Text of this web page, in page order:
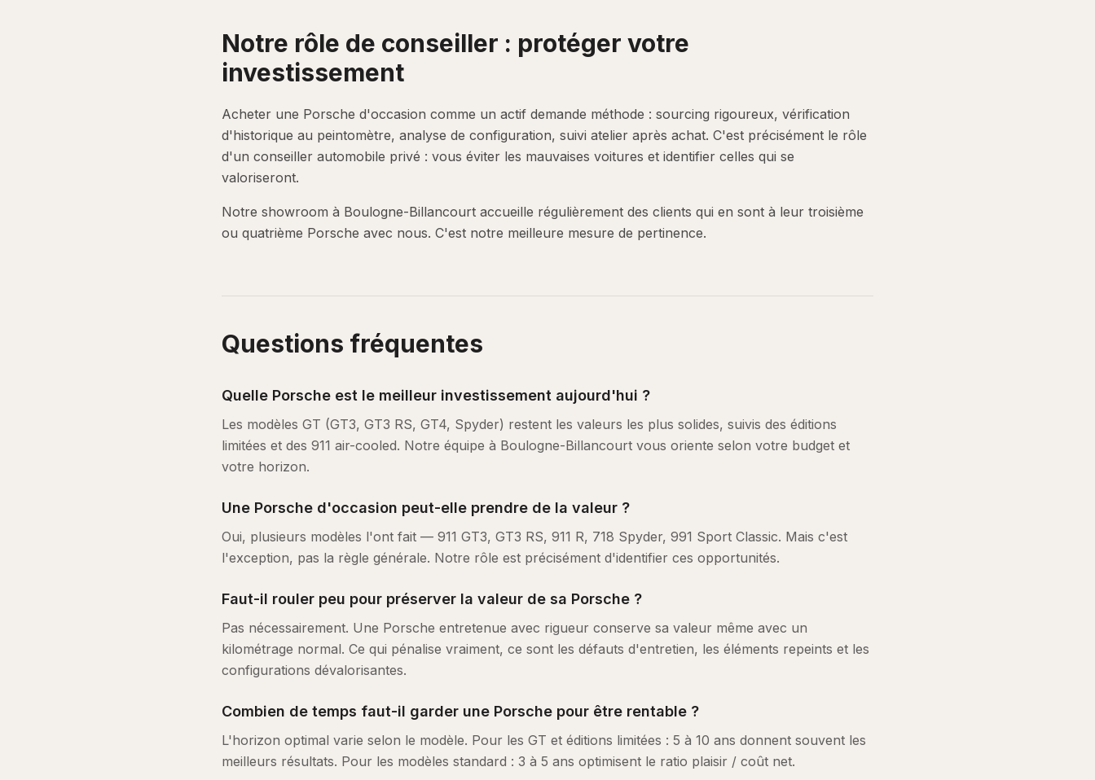
Notre rôle de conseiller : protéger votre
investissement
Acheter une Porsche d'occasion comme un actif demande méthode : sourcing rigoureux, vérification
d'historique au peintomètre, analyse de configuration, suivi atelier après achat. C'est précisément le rôle
d'un conseiller automobile privé : vous éviter les mauvaises voitures et identifier celles qui se
valoriseront.
Notre showroom à Boulogne-Billancourt accueille régulièrement des clients qui en sont à leur troisième
ou quatrième Porsche avec nous. C'est notre meilleure mesure de pertinence.
Questions fréquentes
Quelle Porsche est le meilleur investissement aujourd'hui ?
Les modèles GT (GT3, GT3 RS, GT4, Spyder) restent les valeurs les plus solides, suivis des éditions
limitées et des 911 air-cooled. Notre équipe à Boulogne-Billancourt vous oriente selon votre budget et
votre horizon.
Une Porsche d'occasion peut-elle prendre de la valeur ?
Oui, plusieurs modèles l'ont fait — 911 GT3, GT3 RS, 911 R, 718 Spyder, 991 Sport Classic. Mais c'est
l'exception, pas la règle générale. Notre rôle est précisément d'identifier ces opportunités.
Faut-il rouler peu pour préserver la valeur de sa Porsche ?
Pas nécessairement. Une Porsche entretenue avec rigueur conserve sa valeur même avec un
kilométrage normal. Ce qui pénalise vraiment, ce sont les défauts d'entretien, les éléments repeints et les
configurations dévalorisantes.
Combien de temps faut-il garder une Porsche pour être rentable ?
L'horizon optimal varie selon le modèle. Pour les GT et éditions limitées : 5 à 10 ans donnent souvent les
meilleurs résultats. Pour les modèles standard : 3 à 5 ans optimisent le ratio plaisir / coût net.